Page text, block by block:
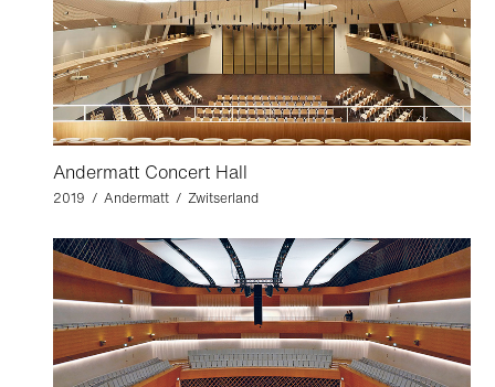
Andermatt Concert Hall
2019 / Andermatt / Zwitserland